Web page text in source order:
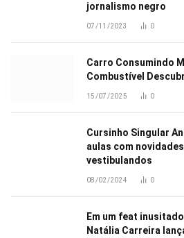
jornalismo negro
07/11/2023 0
Carro Consumindo
Combustível
15/07/2025 0
Cursinho Singular
aulas com
vestibulandos
08/02/2024 0
Em um feat
Natália Carreira